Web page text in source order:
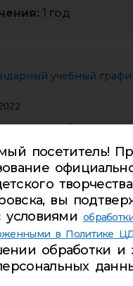
1 год
учебный
МАОДО ЦДТ «Хибины»
посетитель!
вы
условиями
в Политике
обработки и